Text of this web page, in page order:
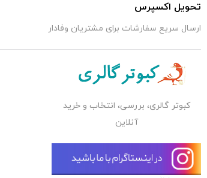
تحویل اکسپرس
ارسال سریع سفارشات برای مشتریان وفادار
کبوتر گالری، بررسی، انتخاب و خرید
آنلاین